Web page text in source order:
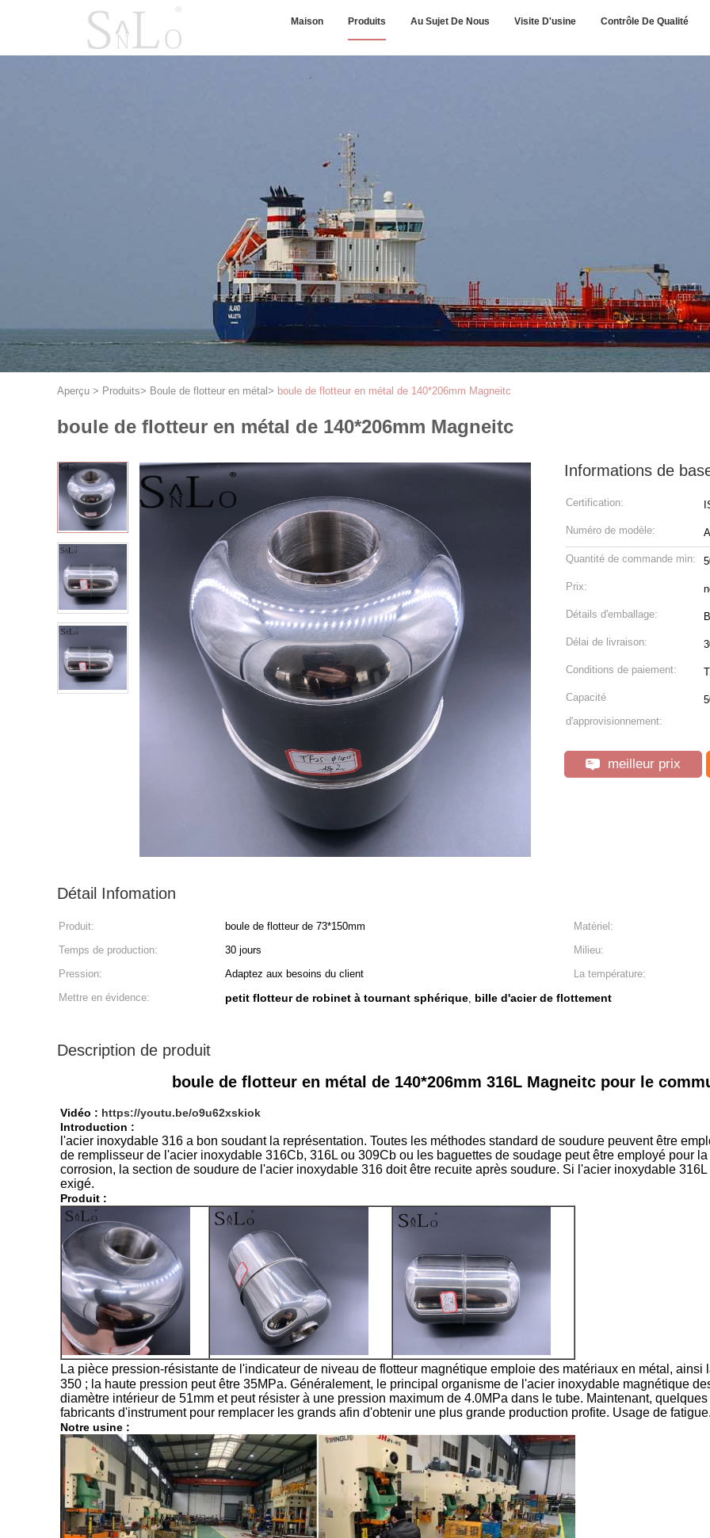
Maison Produits Au Sujet De Nous Visite D'usine Contrôle De Qualité
Aperçu > Produits> Boule de flotteur en métal > boule de flotteur en métal de 140*206mm Magneitc
boule de flotteur en métal de 140*206mm Magneitc
Informations de
Certification:
Numéro de modèle:
Quantité de commande min:
Prix:
Détails d'emballage:
Délai de livraison:
Conditions de paiement:
Capacité
d'approvisionnement:
meilleur prix
Détail Infomation
Produit: boule de flotteur de 73*150mm Matériel:
Temps de production:
30 jours Milieu:
Pression:
Adaptez aux besoins du client La température:
Mettre en évidence:
petit flotteur de robinet à tournant sphérique, bille d'acier de flottement
Description de produit
boule de flotteur en métal de 140*206mm 316L Magneitc pour le
Vidéo : https://youtu.be/o9u62xskiok
Introduction :
l'acier inoxydable 316 a bon soudant la représentation. Toutes les méthodes standard de soudure peuvent être
de remplisseur de l'acier inoxydable 316Cb, 316L ou 309Cb ou les baguettes de soudage peut être employé pour
corrosion, la section de soudure de l'acier inoxydable 316 doit être recuite après soudure. Si l'acier inoxydable
exigé.
Produit :
La pièce pression-résistante de l'indicateur de niveau de flotteur magnétique emploie des matériaux en métal,
350 ; la haute pression peut être 35MPa. Généralement, le principal organisme de l'acier inoxydable magnétique
diamètre intérieur de 51mm et peut résister à une pression maximum de 4.0MPa dans le tube. Maintenant,
fabricants d'instrument pour remplacer les grands afin d'obtenir une plus grande production profite. Usage de fatigue.
Notre usine :